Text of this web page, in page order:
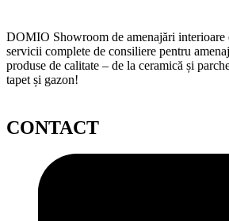
DOMIO Showroom de amenajări interioare
servicii complete de consiliere pentru
produse de calitate – de la ceramică și
tapet și gazon!
CONTACT